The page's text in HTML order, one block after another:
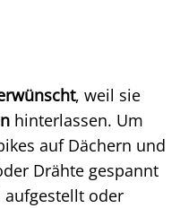
, weil sie
hinterlassen. Um
auf Dächern und
Drähte gespannt
aufgestellt oder